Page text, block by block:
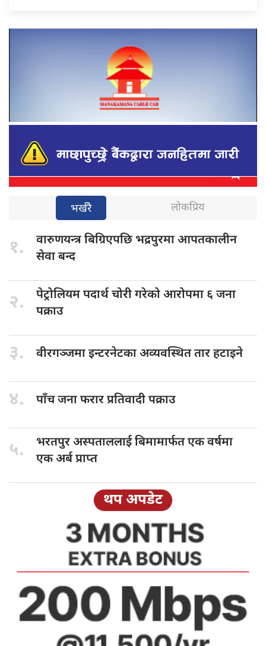
भर्खरै लोकप्रिय
१. वारुणयन्त्र बिग्रिएपछि भद्रपुरमा आपतकालीन
सेवा बन्द
२. पेट्रोलियम पदार्थचोरी गरेको आरोपमा ६ जना
पक्राउ
३. वीरगञ्जमा इन्टरनेटकाअव्यवस्थित तार हटाइने
४. पाँच जनाफरार प्रतिवादी पक्राउ
५. भरतपुर अस्पताललाईबिमामार्फत एक वर्षमा
एक अर्ब प्राप्त
थप अपडेट